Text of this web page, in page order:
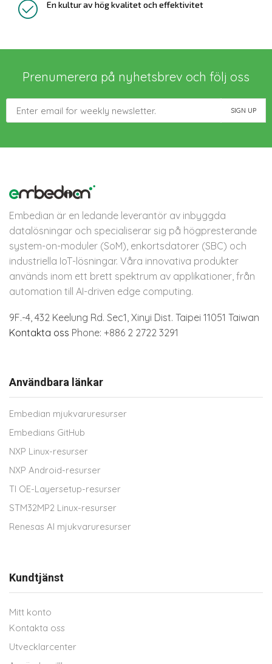
En kultur av hög kvalitet och effektivitet
Prenumerera på nyhetsbrev och följ oss
Embedian är en ledande leverantör av inbyggda
datalösningar och specialiserar sig på högpresterande
system-on-moduler (SoM), enkortsdatorer (SBC) och
industriella IoT-lösningar. Våra innovativa produkter
används inom ett brett spektrum av applikationer, från
automation till AI-driven edge computing.
9F.-4, 432 Keelung Rd. Sec1, Xinyi Dist. Taipei 11051 Taiwan
Kontakta oss Phone: +886 2 2722 3291
Användbara länkar
Embedian mjukvaruresurser
Embedians GitHub
NXP Linux-resurser
NXP Android-resurser
TI OE-Layersetup-resurser
STM32MP2 Linux-resurser
Renesas AI mjukvaruresurser
Kundtjänst
Mitt konto
Kontakta oss
Utvecklarcenter